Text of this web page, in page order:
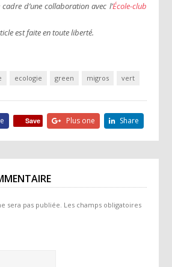
d’une collaboration avec l’École-club
est faite en toute liberté.
ecologie green migros vert
Save Plus one Share
sera pas publiée. Les champs obligatoires